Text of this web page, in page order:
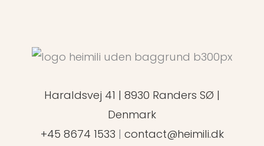
Haraldsvej 41 | 8930 Randers SØ |
Denmark
+45 8674 1533 | contact@heimili.dk